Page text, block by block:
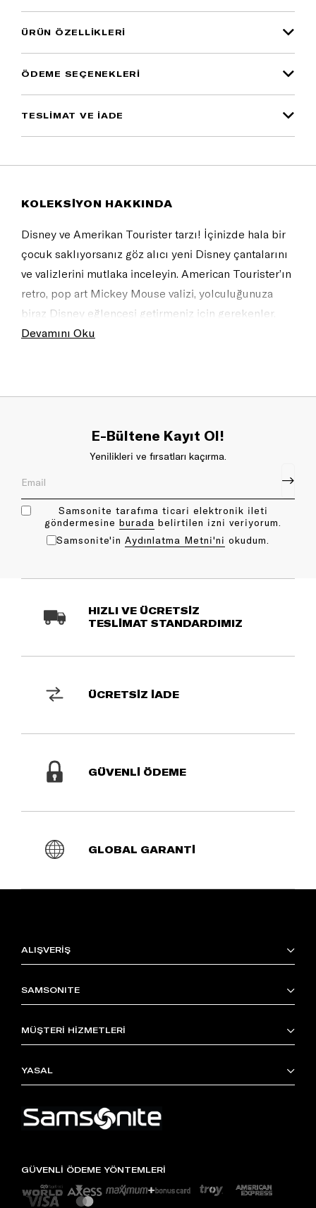
ÜRÜN ÖZELLIKLERI
ÖDEME SEÇENEKLERI
TESLİMAT VE İADE
KOLEKSİYON HAKKINDA
Disney ve Amerikan Tourister tarzı! İçinizde hala bir
çocuk saklıyorsanız göz alıcı yeni Disney çantalarını
ve valizlerini mutlaka inceleyin. American Tourister’ın
retro, pop art Mickey Mouse valizi, yolculuğunuza
biraz Disney eğlencesi getirmeniz için gerekenler.
Puantiyelere karşı bir ilginiz varsa şık Minnie Mouse
Devamını Oku
E-Bültene Kayıt Ol!
Yenilikleri ve fırsatları kaçırma.
Samsonite tarafıma ticari elektronik ileti
göndermesine bu rada belirtilen izni veriyorum.
Samsonite'in Aydınlatma Metni'ni okudum.
HIZLI VE ÜCRETSİZ
TESLİMAT STANDARDIMIZ
ÜCRETSİZ İADE
GÜVENLİ ÖDEME
GLOBAL GARANTİ
ALIŞVERİŞ
SAMSONITE
MÜŞTERİ HİZMETLERİ
YASAL
GÜVENLİ ÖDEME YÖNTEMLERİ